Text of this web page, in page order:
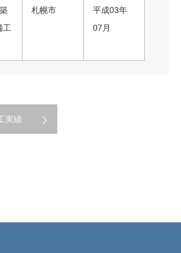
工
札幌市
平成03年
07月
実績